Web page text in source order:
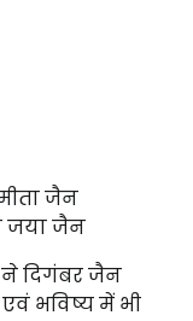
जैन
जया जैन
ने दिगंबर जैन
भविष्य में भी